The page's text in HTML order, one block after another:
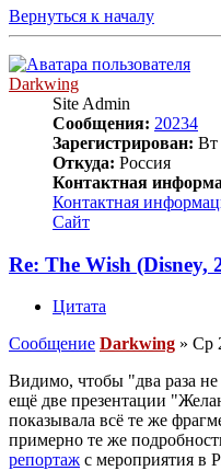
Вернуться к началу
Darkwing
Site Admin
Сообщения: 20234
Зарегистрирован: Вт
Откуда: Россия
Контактная
Контактная
Сайт
Re: The Wish (Disney,
Цитата
Сообщение Darkwing » Ср
Видимо, чтобы "два раза
ещё две презентации
показывала всё те же
примерно те же
репортаж с мероприятия в